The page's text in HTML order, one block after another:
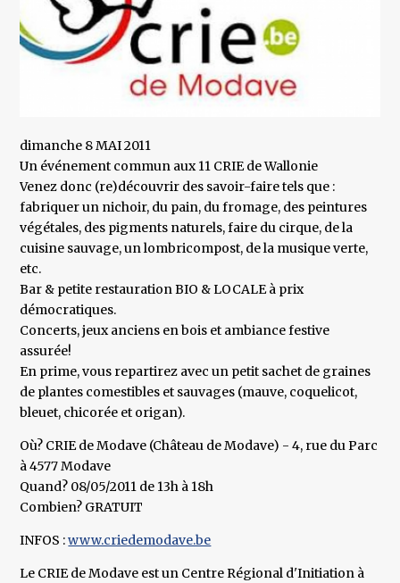
dimanche 8 MAI 2011
Un événement commun aux 11 CRIE de Wallonie
Venez donc (re)découvrir des savoir-faire tels que :
fabriquer un nichoir, du pain, du fromage, des peintures
végétales, des pigments naturels, faire du cirque, de la
cuisine sauvage, un lombricompost, de la musique verte,
etc.
Bar & petite restauration BIO & LOCALE à prix
démocratiques.
Concerts, jeux anciens en bois et ambiance festive
assurée!
En prime, vous repartirez avec un petit sachet de graines
de plantes comestibles et sauvages (mauve, coquelicot,
bleuet, chicorée et origan).
Où? CRIE de Modave (Château de Modave) - 4, rue du Parc
à 4577 Modave
Quand? 08/05/2011 de 13h à 18h
Combien? GRATUIT
INFOS :www.criedemodave.be
Le CRIE de Modave est un Centre Régional d'Initiation à